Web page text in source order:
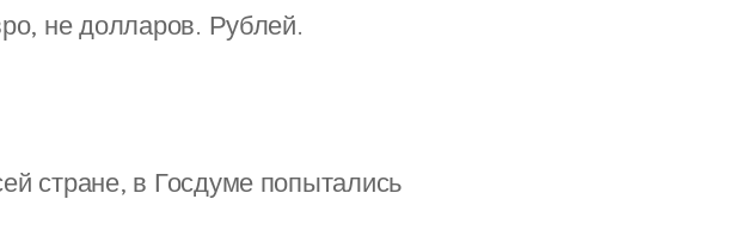
не долларов. Рублей.
стране, в Госдуме попытались